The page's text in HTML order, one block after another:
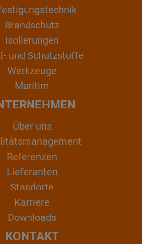
Brandschutz
Isolierungen
und Schutzstoffe
Werkzeuge
Maritim
Über uns
Referenzen
Lieferanten
Standorte
Karriere
Downloads
KONTAKT